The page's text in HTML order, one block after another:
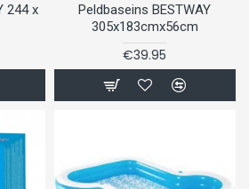
244 x
Peldbaseins BESTWAY
305x183cmx56cm
€39.95